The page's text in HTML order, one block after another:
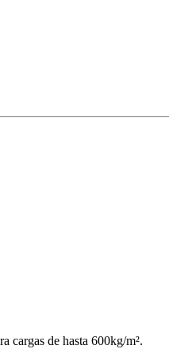
cargas de hasta 600kg/m².